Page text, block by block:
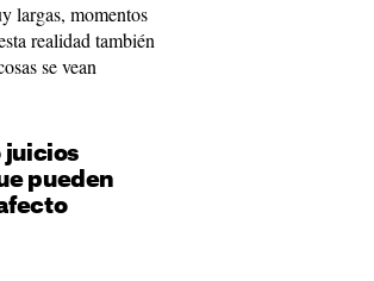
largas, momentos
realidad también
se vean
juicios
pueden